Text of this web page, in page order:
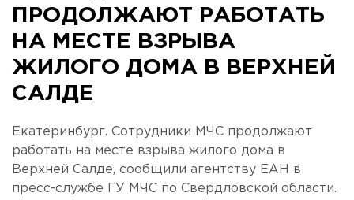
ПРОДОЛЖАЮТ РАБОТАТЬ
НА МЕСТЕ ВЗРЫВА
ЖИЛОГО ДОМА В ВЕРХНЕЙ
САЛДЕ
Екатеринбург. Сотрудники МЧС продолжают
работать на месте взрыва жилого дома в
Верхней Салде, сообщили агентству ЕАН в
пресс-службе ГУ МЧС по Свердловской области.